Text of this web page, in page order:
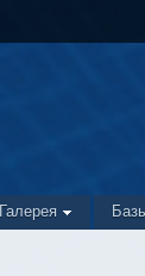
Галерея